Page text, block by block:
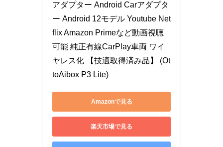
アダプター Android Carアダプタ
ー Android 12モデル Youtube Net
flix Amazon Primeなど動画視聴
可能 純正有線CarPlay車両 ワイ
ヤレス化 【技適取得済み品】 (Ot
toAibox P3 Lite)
Amazonで見る
楽天市場で見る